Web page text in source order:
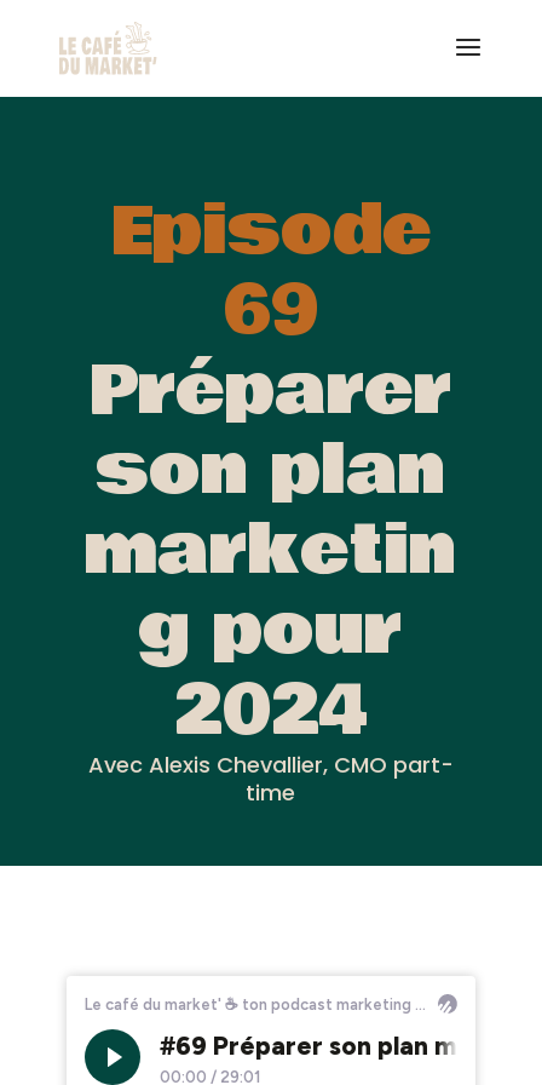
Episode
69
Préparer
son plan
marketin
g pour
2024
Avec Alexis Chevallier, CMO part-
time